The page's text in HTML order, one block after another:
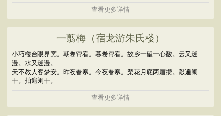
查看更多详情
一翦梅（宿龙游朱氏楼）
小巧楼台眼界宽。朝卷帘看。暮卷帘看。故乡一望一心酸。云又迷
漫。水又迷漫。
天不教人客梦安。昨夜春寒。今夜春寒。梨花月底两眉攒。敲遍阑
干。拍遍阑干。
查看更多详情